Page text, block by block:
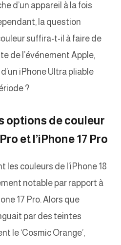
d’un appareil à la fois
la question
suffira-t-il à faire de
de l’événement Apple,
iPhone Ultra pliable
?
options de couleur
et l’iPhone 17 Pro
les couleurs de l’iPhone 18
notable par rapport à
17 Pro. Alors que
par des teintes
le ‘Cosmic Orange’,